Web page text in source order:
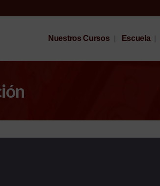
Nuestros Cursos Escuela